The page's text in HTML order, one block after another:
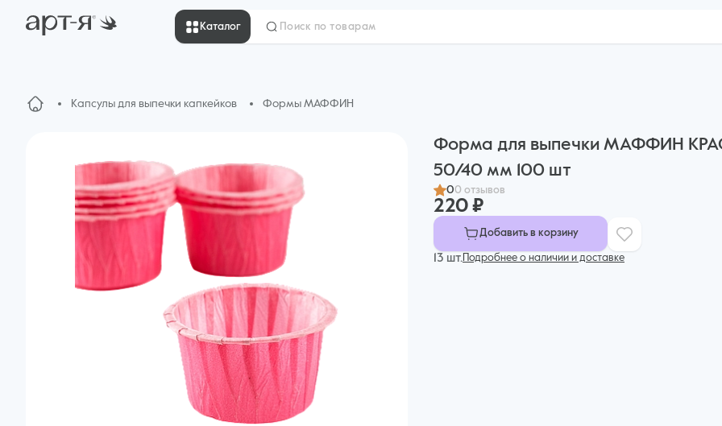
Каталог
Капсулы для выпечки капкейков Формы МАФФИН
Форма для выпечки МАФФИН
50/40 мм 100 шт
00 отзывов
220 ₽
Добавить в корзину
13 шт. Подробнее о наличии и доставке